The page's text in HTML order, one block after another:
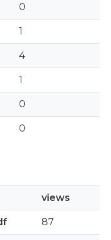
0
1
4
1
0
0
views
87